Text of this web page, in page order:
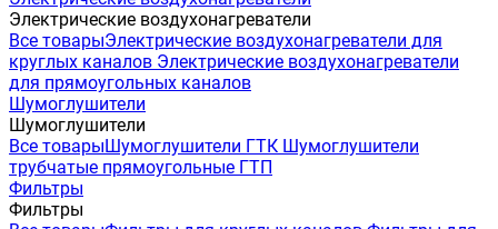
Электрические воздухонагреватели
Все товарыЭлектрические воздухонагреватели для
круглых каналов Электрические воздухонагреватели
для прямоугольных каналов
Шумоглушители
Шумоглушители
Все товарыШумоглушители ГТК Шумоглушители
трубчатые прямоугольные ГТП
Фильтры
Фильтры